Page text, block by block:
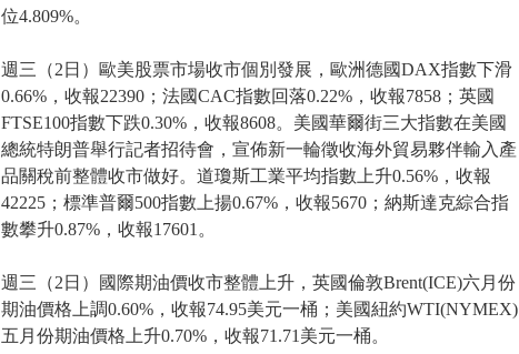
位4.809%。
週三（2日）歐美股票市場收市個別發展，歐洲德國DAX指數下滑
0.66%，收報22390；法國CAC指數回落0.22%，收報7858；英國
FTSE100指數下跌0.30%，收報8608。美國華爾街三大指數在美國
總統特朗普舉行記者招待會，宣佈新一輪徵收海外貿易夥伴輸入產
品關稅前整體收市做好。道瓊斯工業平均指數上升0.56%，收報
42225；標準普爾500指數上揚0.67%，收報5670；納斯達克綜合指
數攀升0.87%，收報17601。
週三（2日）國際期油價收市整體上升，英國倫敦Brent(ICE)六月份
期油價格上調0.60%，收報74.95美元一桶；美國紐約WTI(NYMEX)
五月份期油價格上升0.70%，收報71.71美元一桶。